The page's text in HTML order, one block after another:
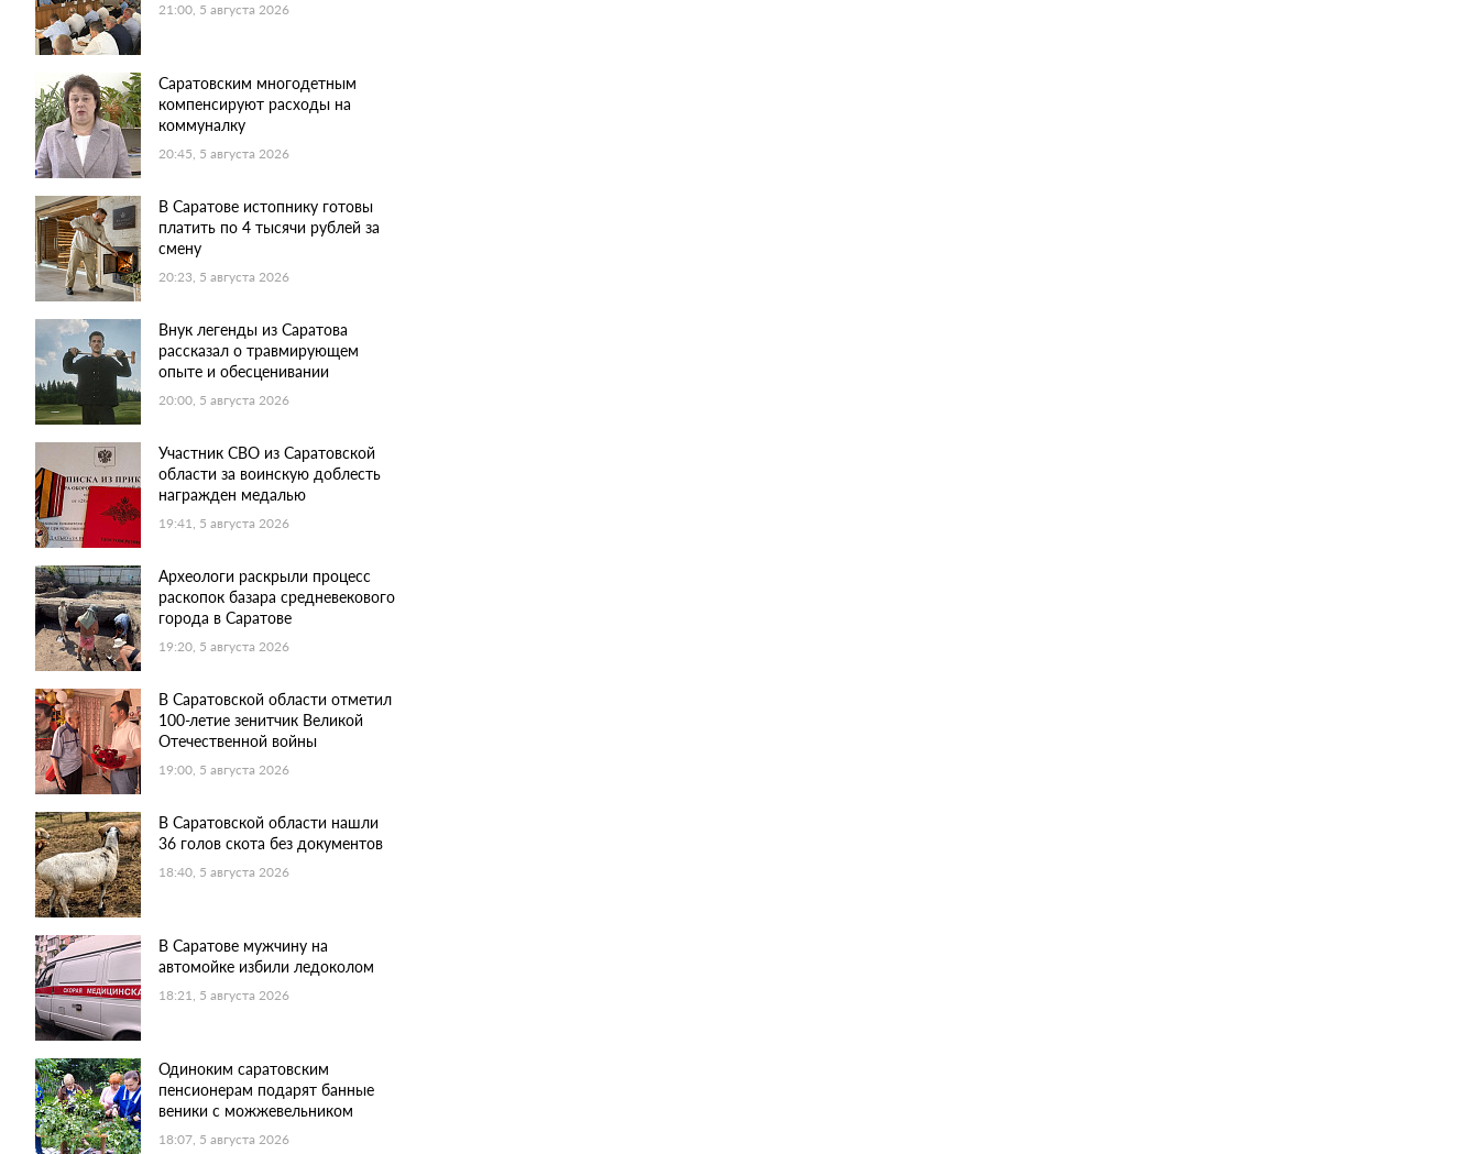
21:00, 5 августа 2026
Саратовским многодетным
компенсируют расходы на
коммуналку
20:45, 5 августа 2026
В Саратове истопнику готовы
платить по 4 тысячи рублей за
смену
20:23, 5 августа 2026
Внук легенды из Саратова
рассказал о травмирующем
опыте и обесценивании
20:00, 5 августа 2026
Участник СВО из Саратовской
области за воинскую доблесть
награжден медалью
19:41, 5 августа 2026
Археологи раскрыли процесс
раскопок базара средневекового
города в Саратове
19:20, 5 августа 2026
В Саратовской области отметил
100-летие зенитчик Великой
Отечественной войны
19:00, 5 августа 2026
В Саратовской области нашли
36 голов скота без документов
18:40, 5 августа 2026
В Саратове мужчину на
автомойке избили ледоколом
18:21, 5 августа 2026
Одиноким саратовским
пенсионерам подарят банные
веники с можжевельником
18:07, 5 августа 2026